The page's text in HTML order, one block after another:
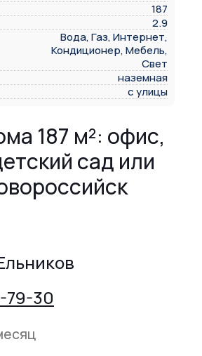
187
2.9
Вода, Газ, Интернет,
Кондиционер, Мебель,
Свет
наземная
с улицы
187 м²: офис,
сад или
79-30